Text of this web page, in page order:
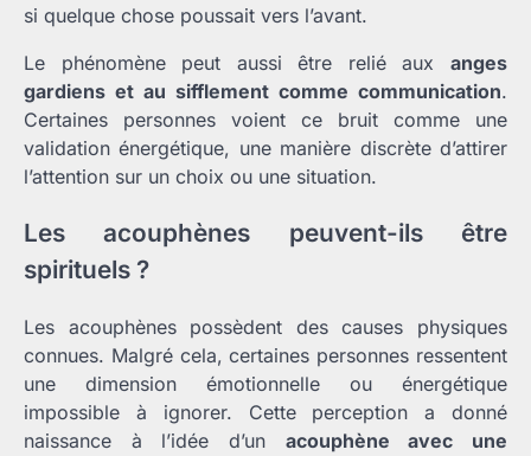
si quelque chose poussait vers l’avant.
Le phénomène peut aussi être relié aux anges
gardiens et au sifflement comme communication.
Certaines personnes voient ce bruit comme une
validation énergétique, une manière discrète d’attirer
l’attention sur un choix ou une situation.
Les acouphènes peuvent-ils être
spirituels ?
Les acouphènes possèdent des causes physiques
connues. Malgré cela, certaines personnes ressentent
une dimension émotionnelle ou énergétique
impossible à ignorer. Cette perception a donné
naissance à l’idée d’un acouphène avec une